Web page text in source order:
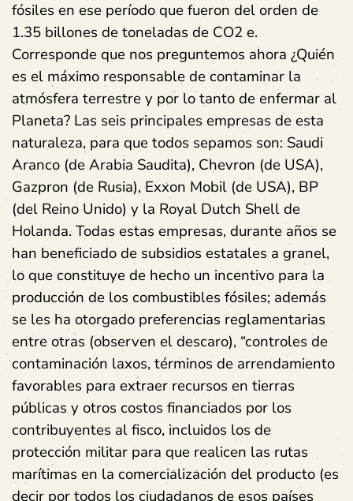
fósiles en ese período que fueron del orden de
1.35 billones de toneladas de CO2 e.
Corresponde que nos preguntemos ahora ¿Quién
es el máximo responsable de contaminar la
atmósfera terrestre y por lo tanto de enfermar al
Planeta? Las seis principales empresas de esta
naturaleza, para que todos sepamos son: Saudi
Aranco (de Arabia Saudita), Chevron (de USA),
Gazpron (de Rusia), Exxon Mobil (de USA), BP
(del Reino Unido) y la Royal Dutch Shell de
Holanda. Todas estas empresas, durante años se
han beneficiado de subsidios estatales a granel,
lo que constituye de hecho un incentivo para la
producción de los combustibles fósiles; además
se les ha otorgado preferencias reglamentarias
entre otras (observen el descaro), “controles de
contaminación laxos, términos de arrendamiento
favorables para extraer recursos en tierras
públicas y otros costos financiados por los
contribuyentes al fisco, incluidos los de
protección militar para que realicen las rutas
marítimas en la comercialización del producto (es
decir por todos los ciudadanos de esos países